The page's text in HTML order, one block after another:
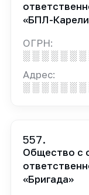
«БПЛ-
ОГРН:
░ ░ ░ ░ ░ ░ ░
Адрес:
░ ░ ░ ░ ░ ░ ░
557.
Общество с
«Бригада»